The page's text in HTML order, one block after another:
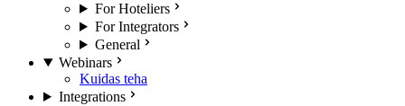
For Hoteliers
For Integrators
General
Webinars
Kuidas teha
Integrations